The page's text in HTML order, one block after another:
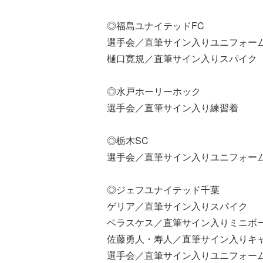
◎福島ユナイテッドFC
選手会／直筆サイン入りユニフォー
樋口寛規／直筆サイン入りスパイク
◎水戸ホーリーホック
選手会／直筆サイン入り練習着
◎栃木SC
選手会／直筆サイン入りユニフォー
◎ジェフユナイテッド千葉
ゲリア／直筆サイン入りスパイク
ベラスケス／直筆サイン入りミニボ
佐藤勇人・寿人／直筆サイン入りキ
選手会／直筆サイン入りユニフォー